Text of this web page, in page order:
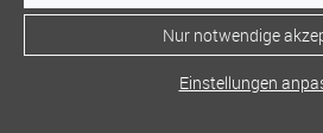
Nur notwendige
Einstellungen